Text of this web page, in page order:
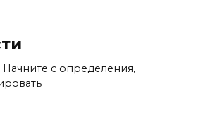
с определения,